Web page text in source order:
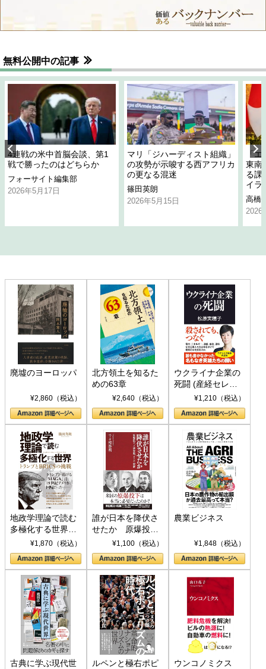
無料公開中の記事
4連戦の米中首脳会談、第1
戦で勝ったのはどちらか
フォーサイト編集部
2026年5月17日
マリ「ジハーディスト組織」
の攻勢が示唆する西アフリカ
の更なる混迷
篠田英朗
2026年5月15日
「
東南
る課
イラ
高橋
2026
廃墟のヨーロッパ
¥2,860（税込）
北方領土を知るた
めの63章
¥2,640（税込）
ウクライナ企業の
死闘 (産経セレク
ト S 039)¥1,210（税込）
地政学理論で読む
多極化する世界：
トランプとBRICS
の挑戦
¥1,870（税込）
誰が日本を降伏さ
せたか 原爆投
下、ソ連参戦、そ
して聖断 (PHP新
書)
¥1,100（税込）
農業ビジネス
¥1,848（税込）
古典に学ぶ現代世
ルペンと極右ポピ
ウンコノミクス